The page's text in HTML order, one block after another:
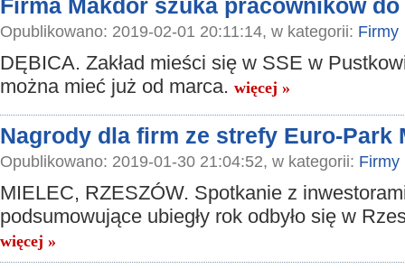
Firma Makdor szuka pracowników do
Opublikowano: 2019-02-01 20:11:14, w kategorii: Firmy
DĘBICA. Zakład mieści się w SSE w
można mieć już od marca. więcej »
Nagrody dla firm ze strefy Euro-Park
Opublikowano: 2019-01-30 21:04:52, w kategorii: Firmy
MIELEC, RZESZÓW. Spotkanie z
podsumowujące ubiegły rok odbyło się w
więcej »